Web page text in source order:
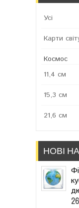
Усі
Карти
Космос
11,4 см
15,3 см
21,6 см
НОВІ